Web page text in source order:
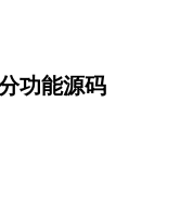
功能源码